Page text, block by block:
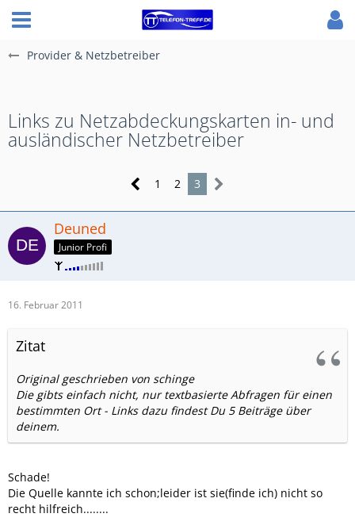
Provider & Netzbetreiber
Links zu Netzabdeckungskarten in- und
ausländischer Netzbetreiber
1 2 3
Deuned
Junior Profi
16. Februar 2011
Zitat
Original geschrieben von schinge
Die gibts einfach nicht, nur textbasierte Abfragen für einen
bestimmten Ort - Links dazu findest Du 5 Beiträge über
deinem.
Schade!
Die Quelle kannte ich schon;leider ist sie(finde ich) nicht so
recht hilfreich........